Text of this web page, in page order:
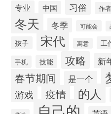
专业 中国 习俗 作者
冬天 冬季 可能会
孩子 宋代 寓意 工
手机 技能 攻略 新
春节期间 是一个
游戏 疫情 的人